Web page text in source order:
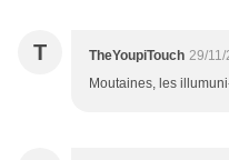
T TheYoupiTouch 29/
Moutaines, les